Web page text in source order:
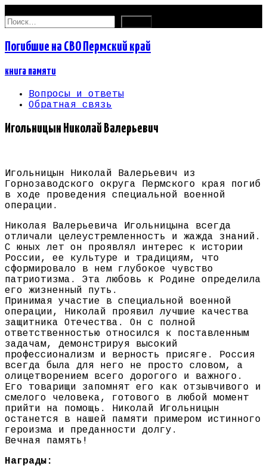
Найти:
Погибшие на СВО Пермский край
книга памяти
Вопросы и ответы
Обратная связь
Игольницын Николай Валерьевич
Игольницын Николай Валерьевич из
Горнозаводского округа Пермского края погиб
в ходе проведения специальной военной
операции.
Николая Валерьевича Игольницына всегда
отличали целеустремленность и жажда знаний.
С юных лет он проявлял интерес к истории
России, ее культуре и традициям, что
сформировало в нем глубокое чувство
патриотизма. Эта любовь к Родине определила
его жизненный путь.
Принимая участие в специальной военной
операции, Николай проявил лучшие качества
защитника Отечества. Он с полной
ответственностью относился к поставленным
задачам, демонстрируя высокий
профессионализм и верность присяге. Россия
всегда была для него не просто словом, а
олицетворением всего дорогого и важного.
Его товарищи запомнят его как отзывчивого и
смелого человека, готового в любой момент
прийти на помощь. Николай Игольницын
останется в нашей памяти примером истинного
героизма и преданности долгу.
Вечная память!
Награды: